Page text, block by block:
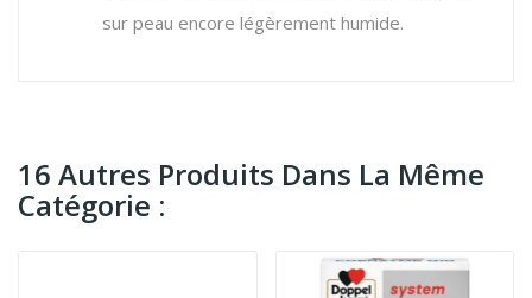
sur peau encore légèrement humide.
16 Autres Produits Dans La Même
Catégorie :